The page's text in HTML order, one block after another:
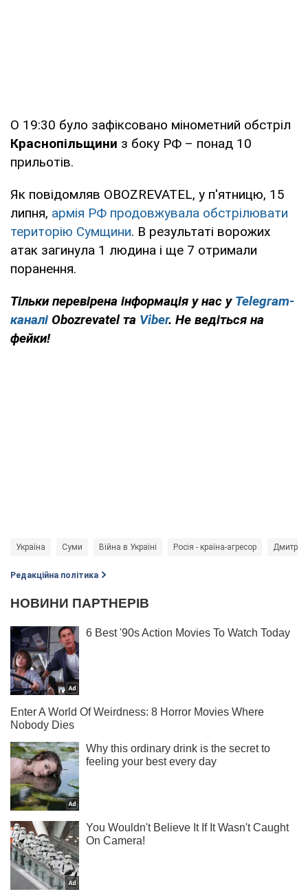
О 19:30 було зафіксовано мінометний обстріл
Краснопільщини з боку РФ – понад 10
прильотів.
Як повідомляв OBOZREVATEL, у п'ятницю, 15
липня, армія РФ продовжувала обстрілювати
територію Сумщини. В результаті ворожих
атак загинула 1 людина і ще 7 отримали
поранення.
Тільки перевірена інформація у нас у Telegram-
каналі Obozrevatel та Viber. Не ведіться на
фейки!
Україна Суми Війна в Україні Росія - країна-агресор Дмитро
Редакційна політика